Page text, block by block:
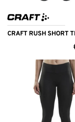
CRAFT RUSH SHORT